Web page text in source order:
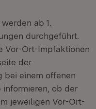
(Öffnet in neuem Fenster)
werden ab 1.
durchgeführt.
Vor-Ort-Impfaktionen
der
bei einem offenen
ob der
jeweiligen Vor-Ort-